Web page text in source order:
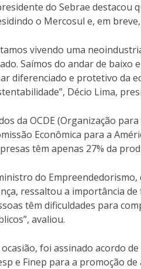
do Sebrae destacou
o Mercosul e, em breve,
vivendo uma
Saímos do andar de
diferenciado e protetivo da
Décio Lima,
da OCDE (Organização
Econômica para a
têm apenas 27% da
do
ressaltou a importância
têm dificuldades para
avaliou.
foi assinado acordo
e Finep para a promoção